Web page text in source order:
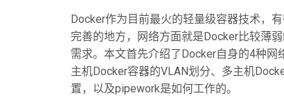
读
与
实
践
-
Docker作为目前最火的轻量级容器技术，
完善的地方，网络方面就是Docker比较薄
需求。本文首先介绍了Docker自身的4种
主机Docker容器的VLAN划分、多主机
置，以及pipework是如何工作的。